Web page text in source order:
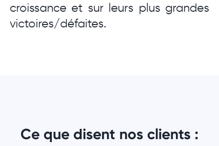
croissance et sur leurs plus grandes
victoires/défaites.
Ce que disent nos clients :